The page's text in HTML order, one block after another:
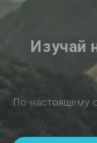
Изучай
По-настоящему